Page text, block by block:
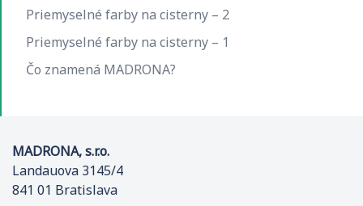
Priemyselné farby na cisterny – 2
Priemyselné farby na cisterny – 1
Čo znamená MADRONA?
MADRONA, s.r.o.
Landauova 3145/4
841 01 Bratislava